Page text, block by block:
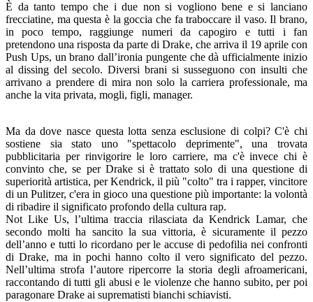
È da tanto tempo che i due non si vogliono bene e si lanciano
frecciatine, ma questa è la goccia che fa traboccare il vaso. Il brano,
in poco tempo, raggiunge numeri da capogiro e tutti i fan
pretendono una risposta da parte di Drake, che arriva il 19 aprile con
Push Ups, un brano dall’ironia pungente che dà ufficialmente inizio
al dissing del secolo. Diversi brani si susseguono con insulti che
arrivano a prendere di mira non solo la carriera professionale, ma
anche la vita privata, mogli, figli, manager.
Ma da dove nasce questa lotta senza esclusione di colpi? C'è chi
sostiene sia stato uno "spettacolo deprimente", una trovata
pubblicitaria per rinvigorire le loro carriere, ma c'è invece chi è
convinto che, se per Drake si è trattato solo di una questione di
superiorità artistica, per Kendrick, il più "colto" tra i rapper, vincitore
di un Pulitzer, c'era in gioco una questione più importante: la volontà
di ribadire il significato profondo della cultura rap.
Not Like Us, l’ultima traccia rilasciata da Kendrick Lamar, che
secondo molti ha sancito la sua vittoria, è sicuramente il pezzo
dell’anno e tutti lo ricordano per le accuse di pedofilia nei confronti
di Drake, ma in pochi hanno colto il vero significato del pezzo.
Nell’ultima strofa l’autore ripercorre la storia degli afroamericani,
raccontando di tutti gli abusi e le violenze che hanno subito, per poi
paragonare Drake ai suprematisti bianchi schiavisti.